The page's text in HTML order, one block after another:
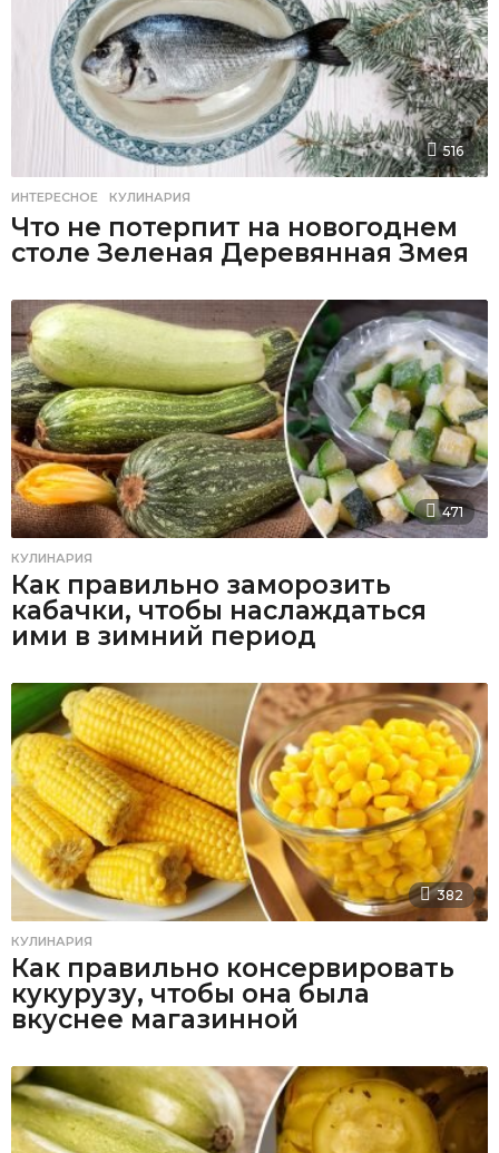
516
ИНТЕРЕСНОЕ ,КУЛИНАРИЯ
Что не потерпит на новогоднем
столе Зеленая Деревянная Змея
471
КУЛИНАРИЯ
Как правильно заморозить
кабачки, чтобы наслаждаться
ими в зимний период
382
КУЛИНАРИЯ
Как правильно консервировать
кукурузу, чтобы она была
вкуснее магазинной